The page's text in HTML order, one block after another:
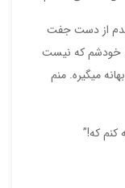
از دست جفت
خودشم که نیست
میگیره. منم
که!”